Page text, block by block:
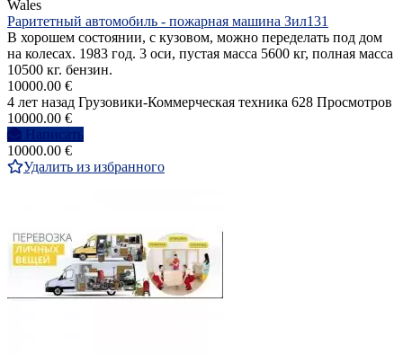
Wales
Раритетный автомобиль - пожарная машина Зил131
В хорошем состоянии, с кузовом, можно переделать под дом
на колесах. 1983 год. 3 оси, пустая масса 5600 кг, полная масса
10500 кг. бензин.
10000.00 €
4 лет назад Грузовики-Коммерческая техника 628 Просмотров
10000.00 €
Написать
10000.00 €
Удалить из избранного